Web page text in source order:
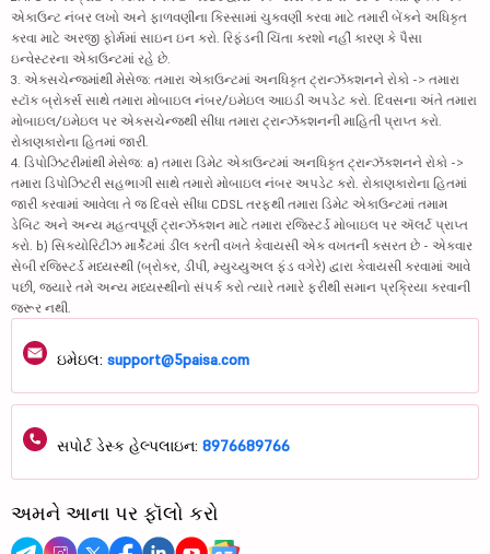
એકાઉન્ટ નંબર લખો અને ફાળવણીના કિસ્સામાં ચુકવણી કરવા માટે તમારી બેંકને અધિકૃત
કરવા માટે અરજી ફોર્મમાં સાઇન ઇન કરો. રિફંડની ચિંતા કરશો નહીં કારણ કે પૈસા
ઇન્વેસ્ટરના એકાઉન્ટમાં રહે છે.
3. એક્સચેન્જમાંથી મેસેજ: તમારા એકાઉન્ટમાં અનધિકૃત ટ્રાન્ઝૅક્શનને રોકો -> તમારા
સ્ટૉક બ્રોકર્સ સાથે તમારા મોબાઇલ નંબર/ઇમેઇલ આઇડી અપડેટ કરો. દિવસના અંતે તમારા
મોબાઇલ/ઇમેઇલ પર એક્સચેન્જથી સીધા તમારા ટ્રાન્ઝૅક્શનની માહિતી પ્રાપ્ત કરો.
રોકાણકારોના હિતમાં જારી.
4. ડિપોઝિટરીમાંથી મેસેજ: a) તમારા ડિમેટ એકાઉન્ટમાં અનધિકૃત ટ્રાન્ઝૅક્શનને રોકો ->
તમારા ડિપોઝિટરી સહભાગી સાથે તમારો મોબાઇલ નંબર અપડેટ કરો. રોકાણકારોના હિતમાં
જારી કરવામાં આવેલા તે જ દિવસે સીધા CDSL તરફથી તમારા ડિમેટ એકાઉન્ટમાં તમામ
ડેબિટ અને અન્ય મહત્વપૂર્ણ ટ્રાન્ઝૅક્શન માટે તમારા રજિસ્ટર્ડ મોબાઇલ પર ઍલર્ટ પ્રાપ્ત
કરો. b) સિક્યોરિટીઝ માર્કેટમાં ડીલ કરતી વખતે કેવાયસી એક વખતની કસરત છે - એકવાર
સેબી રજિસ્ટર્ડ મધ્યસ્થી (બ્રોકર, ડીપી, મ્યુચ્યુઅલ ફંડ વગેરે) દ્વારા કેવાયસી કરવામાં આવે
પછી, જ્યારે તમે અન્ય મધ્યસ્થીનો સંપર્ક કરો ત્યારે તમારે ફરીથી સમાન પ્રક્રિયા કરવાની
જરૂર નથી.
ઇમેઇલ: support@5paisa.com
સપોર્ટ ડેસ્ક હેલ્પલાઇન: 8976689766
અમને આના પર ફૉલો કરો